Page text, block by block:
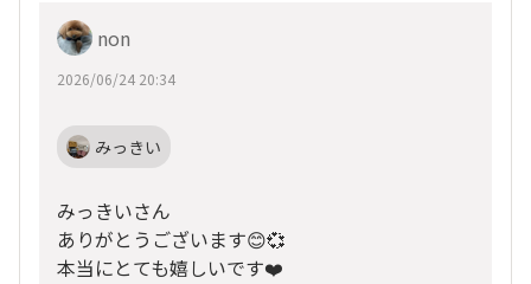
non
2026/06/24 20:34
みっきい
みっきいさん
ありがとうございます😊💞
本当にとても嬉しいです❤️